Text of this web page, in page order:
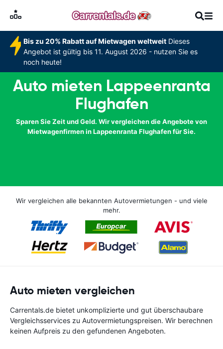
Bis zu 20% Rabatt auf Mietwagen weltweitDieses
Angebot ist gültig bis 11. August 2026 - nutzen Sie es
noch heute!
Auto mieten Lappeenranta
Flughafen
Sparen Sie Zeit und Geld. Wir vergleichen die Angebote von
Mietwagenfirmen in Lappeenranta Flughafen für Sie.
Wir vergleichen alle bekannten Autovermietungen - und viele
mehr.
Auto mieten vergleichen
Carrentals.de bietet unkomplizierte und gut überschaubare
Vergleichsservices zu Autovermietungspreisen. Wir berechnen
keinen Aufpreis zu den gefundenen Angeboten.